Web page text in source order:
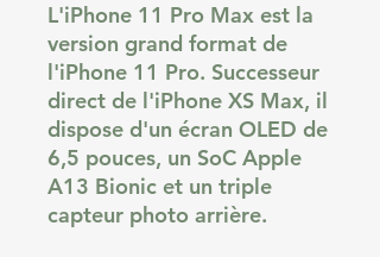
L'iPhone 11 Pro Max est la
version grand format de
l'iPhone 11 Pro. Successeur
direct de l'iPhone XS Max, il
dispose d'un écran OLED de
6,5 pouces, un SoC Apple
A13 Bionic et un triple
capteur photo arrière.